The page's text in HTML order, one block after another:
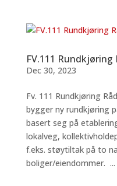
FV.111 Rundkjøring
Dec 30, 2023
Fv. 111 Rundkjøring
bygger ny rundkjøring
basert seg på
lokalveg,
f.eks. støytiltak på to
boliger/eiendommer. ...